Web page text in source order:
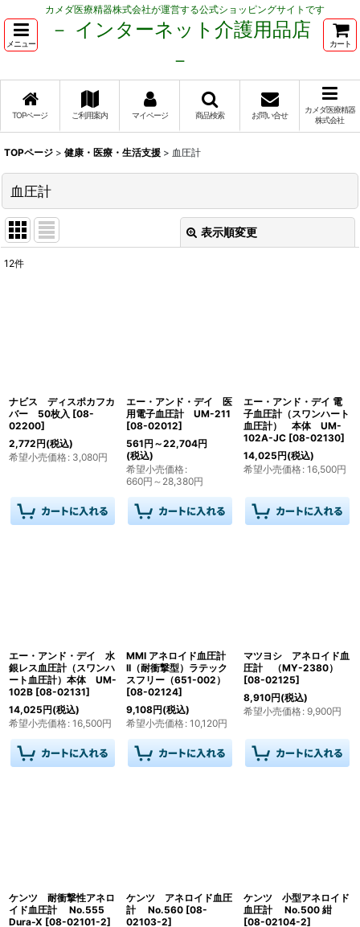
カメダ医療精器株式会社が運営する公式ショッピングサイトです
メニュー
－ インターネット介護用品店
－
カート
TOPページ ご利用案内 マイページ 商品検索 お問い合せ
カメダ医療精器
株式会社
TOPページ > 健康・医療・生活支援 > 血圧計
血圧計
表示順変更
12件
ナビス ディスポカフカ
バー 50枚入 [08-
02200]
2,772円(税込)
希望小売価格: 3,080円
エー・アンド・デイ 医
用電子血圧計 UM-211
[08-02012]
561円 ～22,704円
(税込)
希望小売価格:
660円 ～28,380円
エー・アンド・デイ 電
子血圧計（スワンハート
血圧計） 本体 UM-
102A-JC [08-02130]
14,025円(税込)
希望小売価格: 16,500円
エー・アンド・デイ 水
銀レス血圧計（スワンハ
ート血圧計）本体 UM-
102B [08-02131]
14,025円(税込)
希望小売価格: 16,500円
MMI アネロイド血圧計
II（耐衝撃型）ラテック
スフリー（651-002）
[08-02124]
9,108円(税込)
希望小売価格: 10,120円
マツヨシ アネロイド血
圧計 （MY-2380）
[08-02125]
8,910円(税込)
希望小売価格: 9,900円
ケンツ 耐衝撃性アネロ
イド血圧計 No.555
Dura-X [08-02101-2]
ケンツ アネロイド血圧
計 No.560 [08-
02103-2]
ケンツ 小型アネロイド
血圧計 No.500 紺
[08-02104-2]